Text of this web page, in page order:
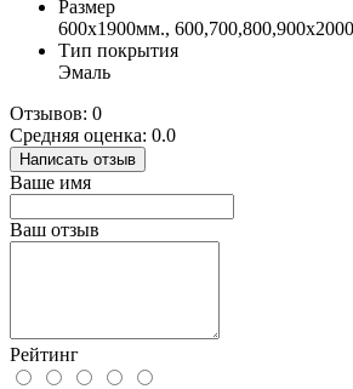
Размер
600x1900мм.,
Тип покрытия
Эмаль
Отзывов: 0
Средняя оценка: 0.0
Написать отзыв
Ваше имя
Ваш отзыв
Рейтинг